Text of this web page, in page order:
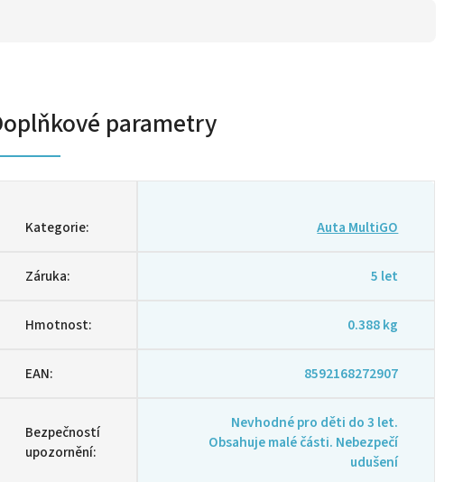
parametry
Kategorie: Auta MultiGO
Záruka: 5 let
Hmotnost: 0.388 kg
EAN: 8592168272907
Bezpečností
upozornění:
Nevhodné pro děti do 3 let.
Obsahuje malé části. Nebezpečí
udušení